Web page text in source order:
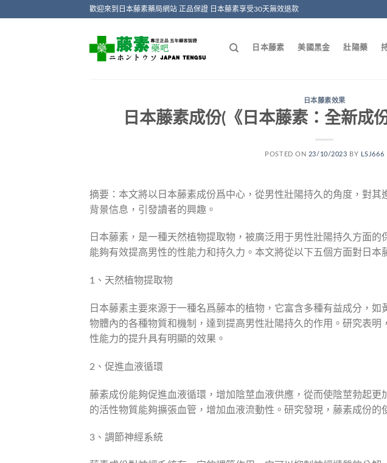
歡迎來到日本藤素藥局網站 正品保證 日本藤素享受30天無效退款
日本藤素 美國黑金 壯陽藥
日本藤素效果
日本藤素成份(《日本藤素：全新成
POSTED ON 23/10/2023 BY LSJ666
摘要：本文將以日本藤素成份爲中心，從男性壯陽持久的角度，對其
背景信息，引發讀者的興趣。
日本藤素，是一種天然植物提取物，被廣泛用于男性壯陽持久方面的
能夠有效提高男性的性能力和持久力。本文將從以下五個方面對日本
1、天然植物提取物
日本藤素主要來源于一種名爲藤本的植物，它富含多種有益成分，
物體內的各種物質和機制，達到提高男性壯陽持久的作用。研究表明
性能力的提升具有明顯的效果。
2、促進血液循環
藤素成份能夠促進血液循環，增加陰莖血液供應，從而使陰莖勃起
的活性物質能夠擴張血管，增加血液流動性。研究發現，藤素成份的
3、調節神經系統